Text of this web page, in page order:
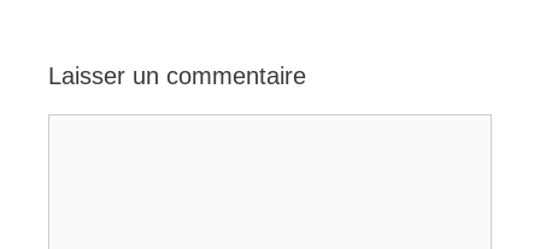
Laisser un commentaire